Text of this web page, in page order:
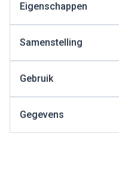
Eigenschappen
Samenstelling
Gebruik
Gegevens